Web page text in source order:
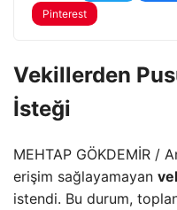
Pinterest
Vekillerden
İsteği
MEHTAP GÖKDEMİR /
erişim sağlayamayan
istendi. Bu durum,